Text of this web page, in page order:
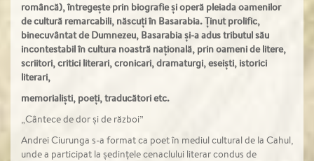
româncă), întregește prin biografie și operă pleiada oamenilor
de cultură remarcabili, născuți în Basarabia. Ținut prolific,
binecuvântat de Dumnezeu, Basarabia și-a adus tributul său
incontestabil în cultura noastră națională, prin oameni de litere,
scriitori, critici literari, cronicari, dramaturgi, eseiști, istorici
literari,
memorialiști, poeți, traducători etc.
„Cântece de dor și de război”
Andrei Ciurunga s-a format ca poet în mediul cultural de la Cahul,
unde a participat la ședințele cenaclului literar condus de